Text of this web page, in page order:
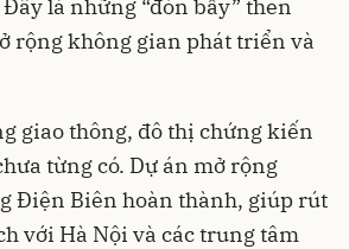
là những “đòn bẩy” then
rộng không gian phát triển và
giao thông, đô thị chứng kiến
từng có. Dự án mở rộng
Điện Biên hoàn thành, giúp rút
với Hà Nội và các trung tâm